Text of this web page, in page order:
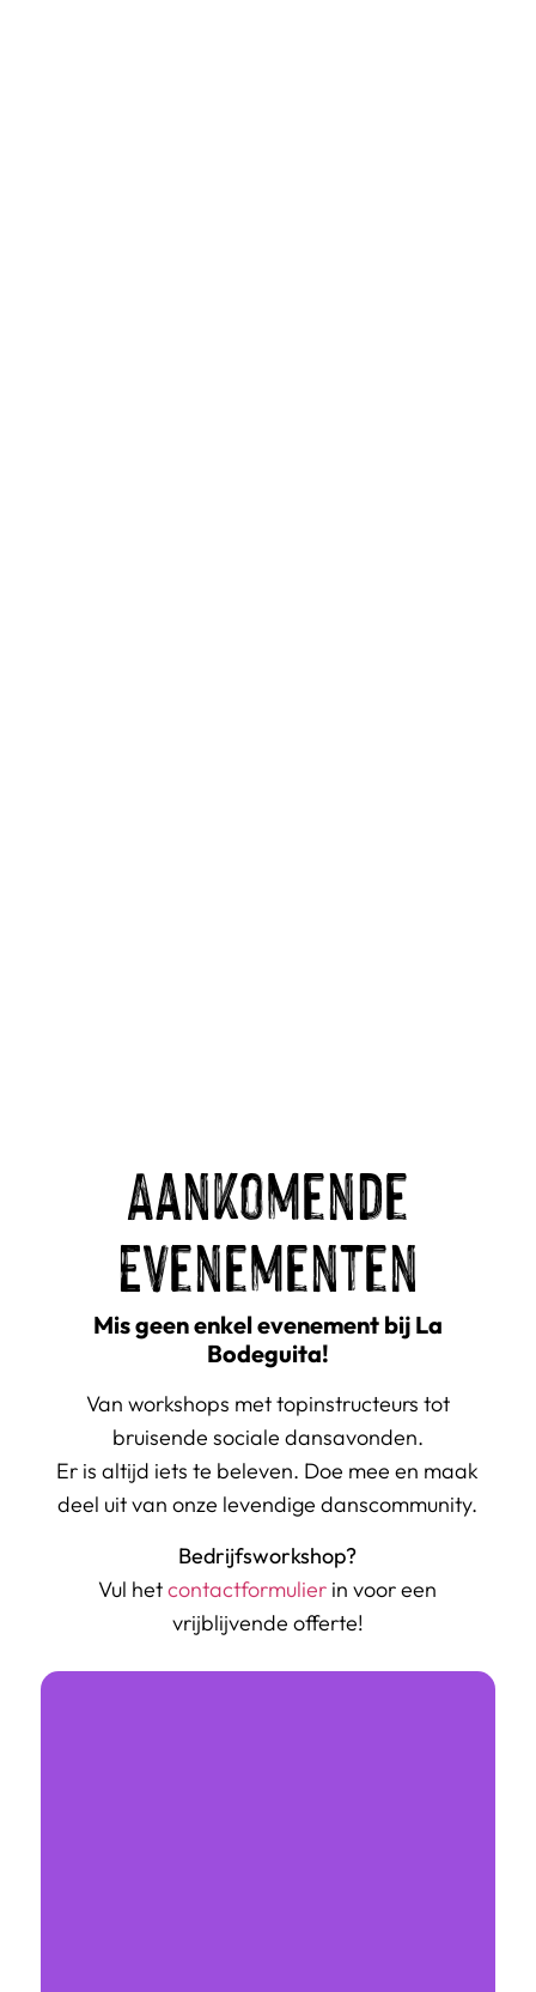
Aankomende
Evenementen
Mis geen enkel evenement bij La
Bodeguita!
Van workshops met topinstructeurs tot
bruisende sociale dansavonden.
Er is altijd iets te beleven. Doe mee en maak
deel uit van onze levendige danscommunity.
Bedrijfsworkshop?
Vul hetcontactformulier in voor een
vrijblijvende offerte!